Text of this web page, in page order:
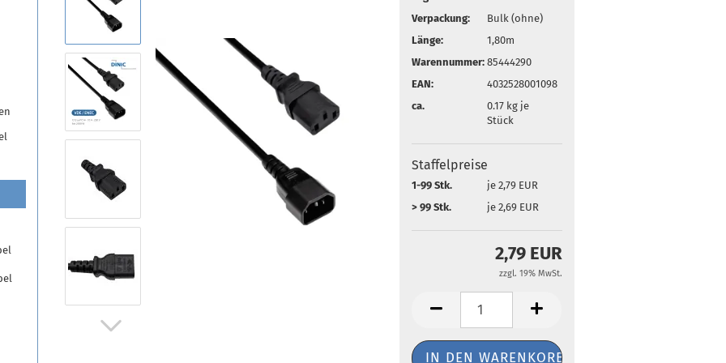
Verpackung:
Bulk (ohne)
Länge:
1,80m
Warennummer: 85444290
EAN:
4032528001098
ca.
0.17kg je
Stück
Staffelpreise
1-99 Stk.
je 2,79 EUR
> 99 Stk.
je 2,69 EUR
2,79 EUR
zzgl. 19% MwSt.